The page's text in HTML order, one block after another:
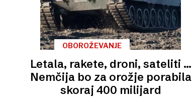
OBOROŽEVANJE
Letala, rakete, droni, sateliti …
Nemčija bo za orožje porabila
skoraj 400 milijard